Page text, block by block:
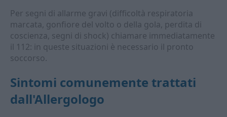
Per segni di allarme gravi (difficoltà respiratoria
marcata, gonfiore del volto o della gola, perdita di
coscienza, segni di shock) chiamare immediatamente
il 112: in queste situazioni è necessario il pronto
soccorso.
Sintomi comunemente trattati
dall'Allergologo